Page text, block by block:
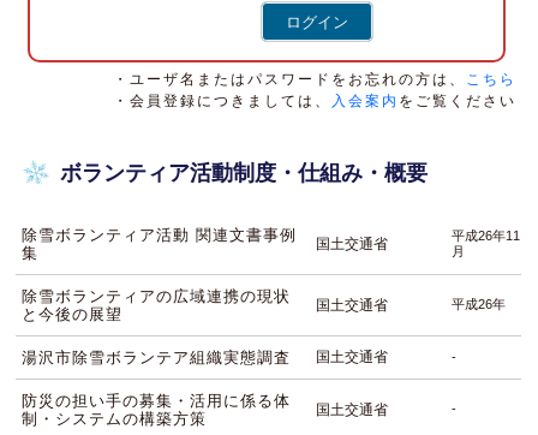
・ユーザ名またはパスワードをお忘れの方は、
こちら
・会員登録につきましては、
入会案内 をご覧ください
ボランティア活動制度・仕組み・概要
除雪ボランティア活動 関連文書事例
集
国土交通省
平成26年11
月
除雪ボランティアの広域連携の現状
と今後の展望
国土交通省 平成26年
湯沢市除雪ボランテア組織実態調査 国土交通省 -
防災の担い手の募集・活用に係る体
制・システムの構築方策
国土交通省 -